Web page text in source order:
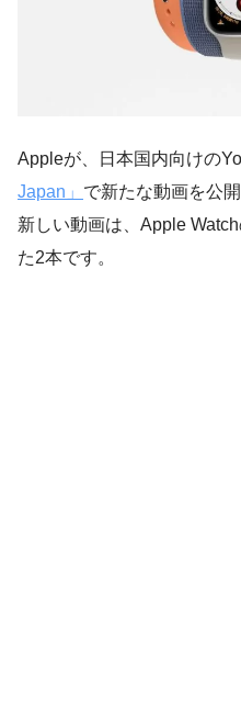
Appleが、日本国内向けの
Japan」 で新たな動画を公開
新しい動画は、Apple
た2本です。